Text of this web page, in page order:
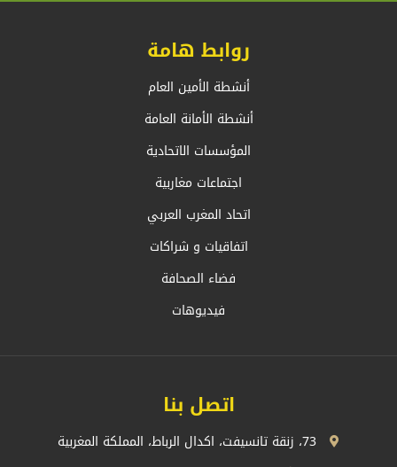
روابط هامة
أنشطة الأمين العام
أنشطة الأمانة العامة
المؤسسات الاتحادية
اجتماعات مغاربية
اتحاد المغرب العربي
اتفاقيات و شراكات
فضاء الصحافة
فيديوهات
اتصل بنا